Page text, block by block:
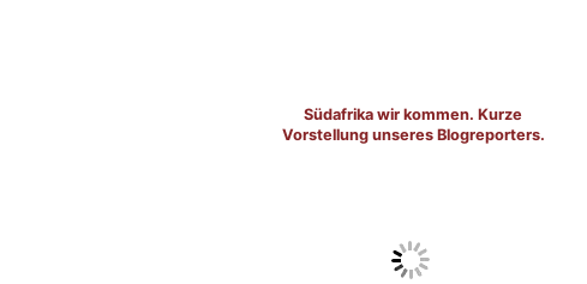
Südafrika wir kommen. Kurze
Vorstellung unseres Blogreporters.